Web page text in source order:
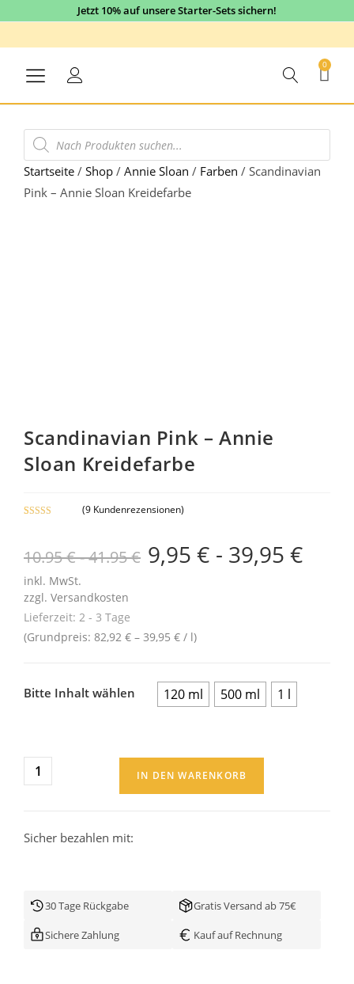
Jetzt 10% auf unsere Starter-Sets sichern!
0
Startseite / Shop / Annie Sloan / Farben / Scandinavian
Pink – Annie Sloan Kreidefarbe
Scandinavian Pink – Annie
Sloan Kreidefarbe
basierend auf
rtungen
(9Kundenrezensionen)
10.95 € - 41.95 € 9,95 € - 39,95 €
inkl. MwSt.
zzgl. Versandkosten
Lieferzeit: 2 - 3 Tage
(Grundpreis: 82,92 € – 39,95 € / l)
Bitte Inhalt wählen 120 ml 500 ml 1 l
IN DEN WARENKORB
Sicher bezahlen mit:
30 Tage Rückgabe Gratis Versand ab 75€
Sichere Zahlung Kauf auf Rechnung